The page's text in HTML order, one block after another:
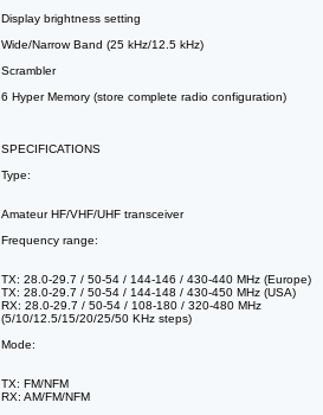
Display brightness setting
Wide/Narrow Band (25 kHz/12.5 kHz)
Scrambler
6 Hyper Memory (store complete radio configuration)
SPECIFICATIONS
Type:
Amateur HF/VHF/UHF transceiver
Frequency range:
TX: 28.0-29.7 / 50-54 / 144-146 / 430-440 MHz (Europe)
TX: 28.0-29.7 / 50-54 / 144-148 / 430-450 MHz (USA)
RX: 28.0-29.7 / 50-54 / 108-180 / 320-480 MHz
(5/10/12.5/15/20/25/50 KHz steps)
Mode:
TX: FM/NFM
RX: AM/FM/NFM